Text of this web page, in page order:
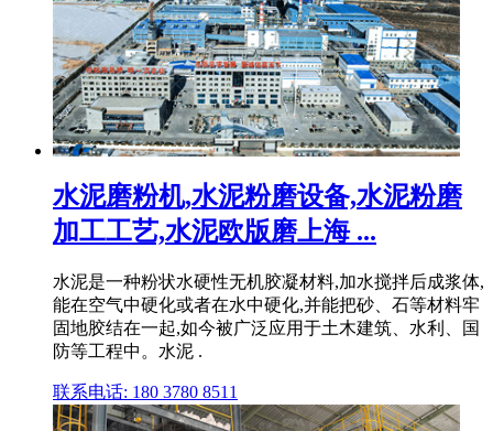
水泥磨粉机,水泥粉磨设备,水泥粉磨
加工工艺,水泥欧版磨上海 ...
水泥是一种粉状水硬性无机胶凝材料,加水搅拌后成浆体,
能在空气中硬化或者在水中硬化,并能把砂、石等材料牢
固地胶结在一起,如今被广泛应用于土木建筑、水利、国
防等工程中。水泥 .
联系电话: 180 3780 8511